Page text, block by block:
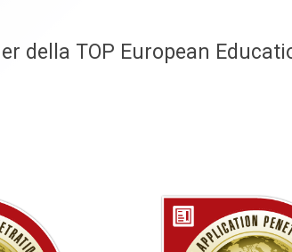
della TOP European